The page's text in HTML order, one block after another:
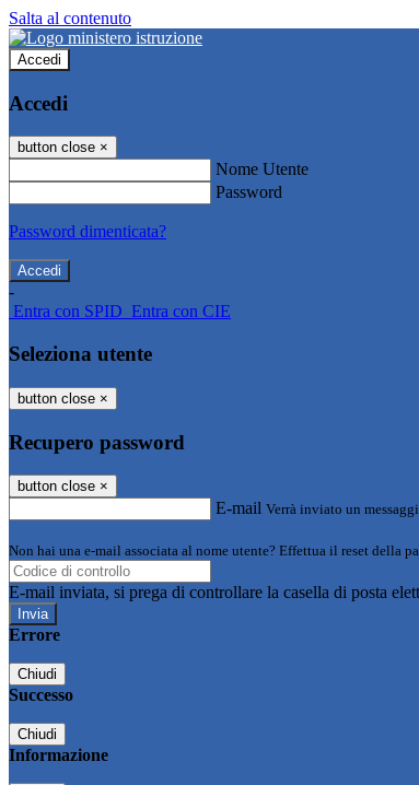
Salta al contenuto
Accedi
Accedi
button close ×
Nome Utente
Password
Password dimenticata?
-
Entra con SPID Entra con CIE
Seleziona utente
button close ×
Recupero password
button close ×
E-mail Verrà inviato un
Non hai una e-mail associata al nome utente? Effettua il reset della
E-mail inviata, si prega di controllare la casella di posta
Errore
Chiudi
Successo
Chiudi
Informazione